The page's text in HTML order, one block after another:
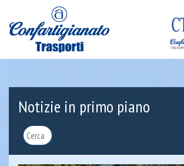
Notizie in primo piano